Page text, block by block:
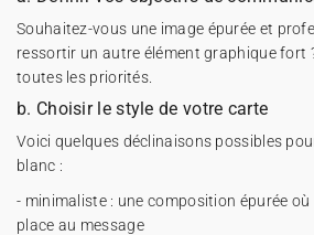
Souhaitez-vous une image épurée et
ressortir un autre élément graphique fort
toutes les priorités.
b. Choisir le style de votre carte
Voici quelques déclinaisons possibles
blanc :
- minimaliste : une composition épurée
place au message